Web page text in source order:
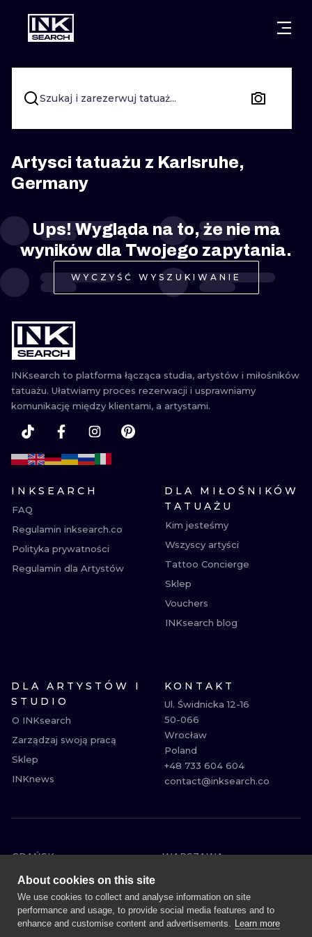
MIASTA GDAŃSK
WARSZAWA POZNAŃ
KRAKÓW KATOWICE
WROCŁAW ŁÓDŹ
BERLIN
AMSTERDAM EDYNBURG
PRAGA LONDYN
STYLE
KALIGRAFIA
NEW
TRIBAL
RYCINOWE
Szukaj i zarezerwuj tatuaż...
Artysci tatuażu z Karlsruhe,
Germany
Ups! Wygląda na to, że nie ma
wyników dla Twojego zapytania.
WYCZYŚĆ WYSZUKIWANIE
INKsearch to platforma łącząca studia, artystów i miłośników
tatuażu. Ułatwiamy proces rezerwacji i usprawniamy
komunikację między klientami, a artystami.
INKSEARCH
FAQ
Regulamin inksearch.co
Polityka prywatności
Regulamin dla Artystów
DLA MIŁOŚNIKÓW
TATUAŻU
Kim jesteśmy
Wszyscy artyści
Tattoo Concierge
Sklep
Vouchers
INKsearch blog
DLA ARTYSTÓW I
STUDIO
O INKsearch
Zarządzaj swoją pracą
Sklep
INKnews
KONTAKT
Ul. Świdnicka 12-16
50-066
Wrocław
Poland
+48 733 604 604
contact@inksearch.co
GDAŃSK
WARSZAWA
POZNAŃ
KATOWICE
WROCŁAW
ŁÓDŹ
BERLIN
About cookies on this site
We use cookies to collect and analyse information on site
performance and usage, to provide social media features and to
enhance and customise content and advertisements. Learn more